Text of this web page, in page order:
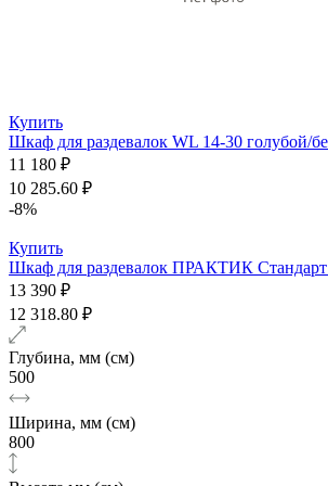
Купить
Шкаф для раздевалок WL 14-30 голубой/
11 180 ₽
10 285.60 ₽
-8%
Купить
Шкаф для раздевалок ПРАКТИК
13 390 ₽
12 318.80 ₽
Глубина, мм (см)
500
Ширина, мм (см)
800